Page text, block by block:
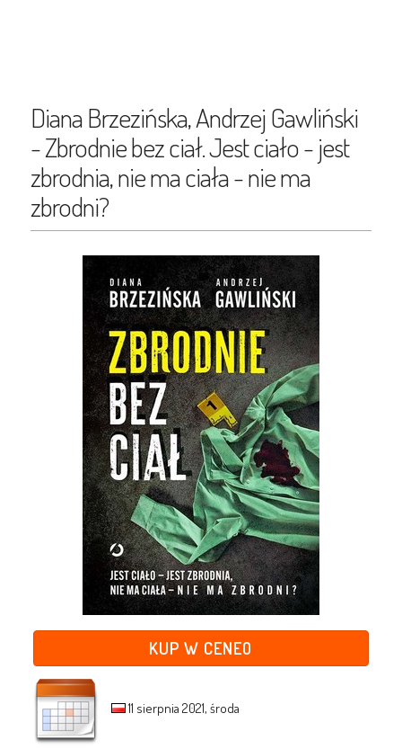
Diana Brzezińska, Andrzej Gawliński
- Zbrodnie bez ciał. Jest ciało - jest
zbrodnia, nie ma ciała - nie ma
zbrodni?
KUP W CENEO
11 sierpnia 2021, środa